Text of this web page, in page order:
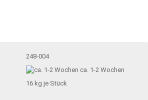
248-004
ca. 1-2 Wochen
16 kg je Stück